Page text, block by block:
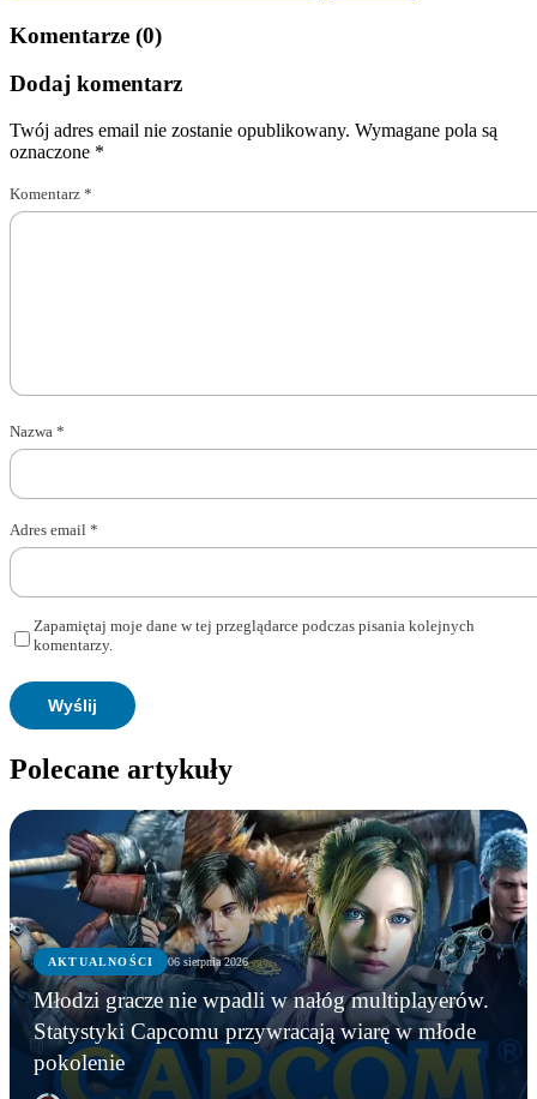
Komentarze (0)
Dodaj komentarz
Twój adres email nie zostanie opublikowany. Wymagane pola są
oznaczone *
Komentarz *
Nazwa *
Adres email *
Zapamiętaj moje dane w tej przeglądarce podczas pisania kolejnych
komentarzy.
Polecane artykuły
AKTUALNOŚCI 06 sierpnia 2026
Młodzi gracze nie wpadli w nałóg multiplayerów.
Statystyki Capcomu przywracają wiarę w młode
pokolenie